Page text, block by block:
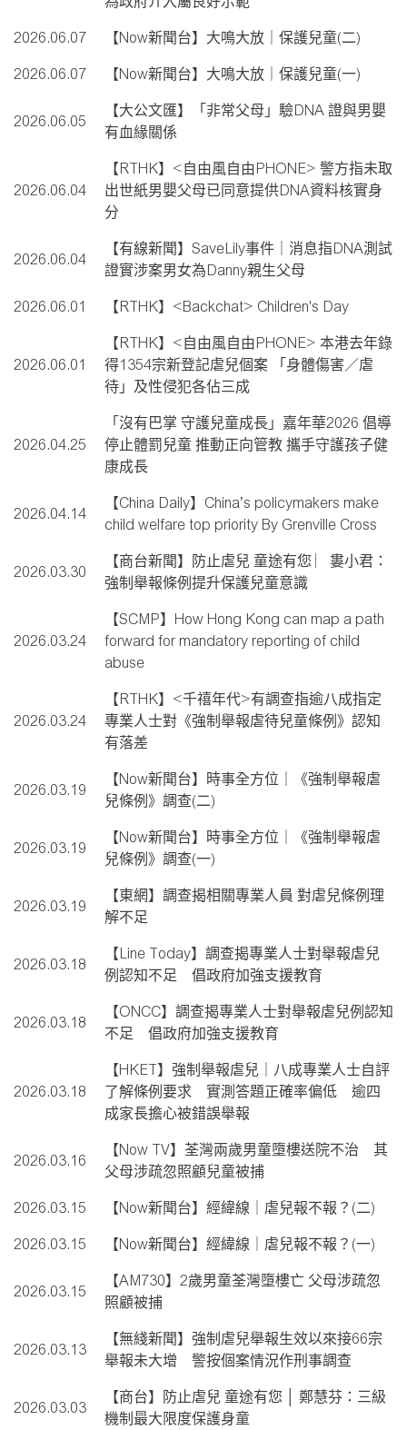
2026.06.07 【Now新聞台】大鳴大放｜保護兒童(二)
2026.06.07 【Now新聞台】大鳴大放｜保護兒童(一)
2026.06.05
【大公文匯】「非常父母」驗DNA 證與男嬰
有血緣關係
2026.06.04
【RTHK】<自由風自由PHONE> 警方指未取
出世紙男嬰父母已同意提供DNA資料核實身
分
2026.06.04
【有線新聞】SaveLily事件｜消息指DNA測試
證實涉案男女為Danny親生父母
2026.06.01 【RTHK】<Backchat> Children's Day
2026.06.01
【RTHK】<自由風自由PHONE> 本港去年錄
得1354宗新登記虐兒個案 「身體傷害／虐
待」及性侵犯各佔三成
2026.04.25
「沒有巴掌 守護兒童成長」嘉年華2026 倡導
停止體罰兒童 推動正向管教 攜手守護孩子健
康成長
2026.04.14
【China Daily】China’s policymakers make
child welfare top priority By Grenville Cross
2026.03.30
【商台新聞】防止虐兒 童途有您 ︳婁小君：
強制舉報條例提升保護兒童意識
2026.03.24
【SCMP】How Hong Kong can map a path
forward for mandatory reporting of child
abuse
2026.03.24
【RTHK】<千禧年代>有調查指逾八成指定
專業人士對《強制舉報虐待兒童條例》認知
有落差
2026.03.19
【Now新聞台】時事全方位｜《強制舉報虐
兒條例》調查(二)
2026.03.19
【Now新聞台】時事全方位｜《強制舉報虐
兒條例》調查(一)
2026.03.19
【東網】調查揭相關專業人員 對虐兒條例理
解不足
2026.03.18
【Line Today】調查揭專業人士對舉報虐兒
例認知不足 倡政府加強支援教育
2026.03.18
【ONCC】調查揭專業人士對舉報虐兒例認知
不足 倡政府加強支援教育
2026.03.18
【HKET】強制舉報虐兒｜八成專業人士自評
了解條例要求 實測答題正確率偏低 逾四
成家長擔心被錯誤舉報
2026.03.16
【Now TV】荃灣兩歲男童墮樓送院不治 其
父母涉疏忽照顧兒童被捕
2026.03.15 【Now新聞台】經緯線｜虐兒報不報？(二)
2026.03.15 【Now新聞台】經緯線｜虐兒報不報？(一)
2026.03.15
【AM730】2歲男童荃灣墮樓亡 父母涉疏忽
照顧被捕
2026.03.13
【無綫新聞】強制虐兒舉報生效以來接66宗
舉報未大增 警按個案情況作刑事調查
2026.03.03
【商台】防止虐兒 童途有您 │ 鄭慧芬：三級
機制最大限度保護身童